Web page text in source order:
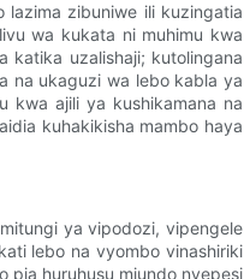
lazima zibuniwe ili kuzingatia
wa kukata ni muhimu kwa
katika uzalishaji; kutolingana
na ukaguzi wa lebo kabla ya
kwa ajili ya kushikamana na
kuhakikisha mambo haya
ya vipodozi, vipengele
lebo na vyombo vinashiriki
pia huruhusu miundo nyepesi